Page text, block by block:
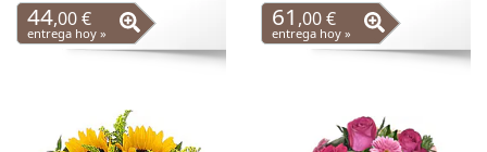
44,00 €
entrega hoy »
61 ,00 €
entrega hoy »